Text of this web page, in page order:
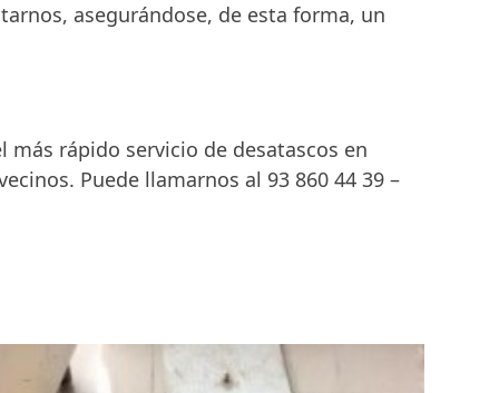
asegurándose, de esta forma, un
más rápido servicio de desatascos en
Puede llamarnos al 93 860 44 39 –